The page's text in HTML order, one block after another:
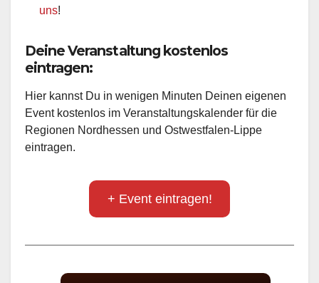
uns!
Deine Veranstaltung kostenlos
eintragen:
Hier kannst Du in wenigen Minuten Deinen eigenen
Event kostenlos im Veranstaltungskalender für die
Regionen Nordhessen und Ostwestfalen-Lippe
eintragen.
+ Event eintragen!